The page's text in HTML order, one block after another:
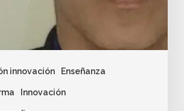
innovación Enseñanza
Innovación